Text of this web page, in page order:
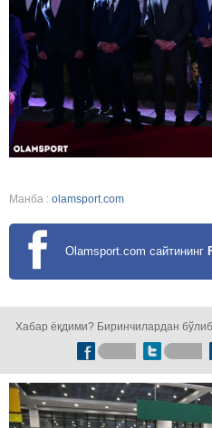
Манба : olamsport.com
Olamsport.com сайтининг
Хабар ёқдими? Биринчилардан